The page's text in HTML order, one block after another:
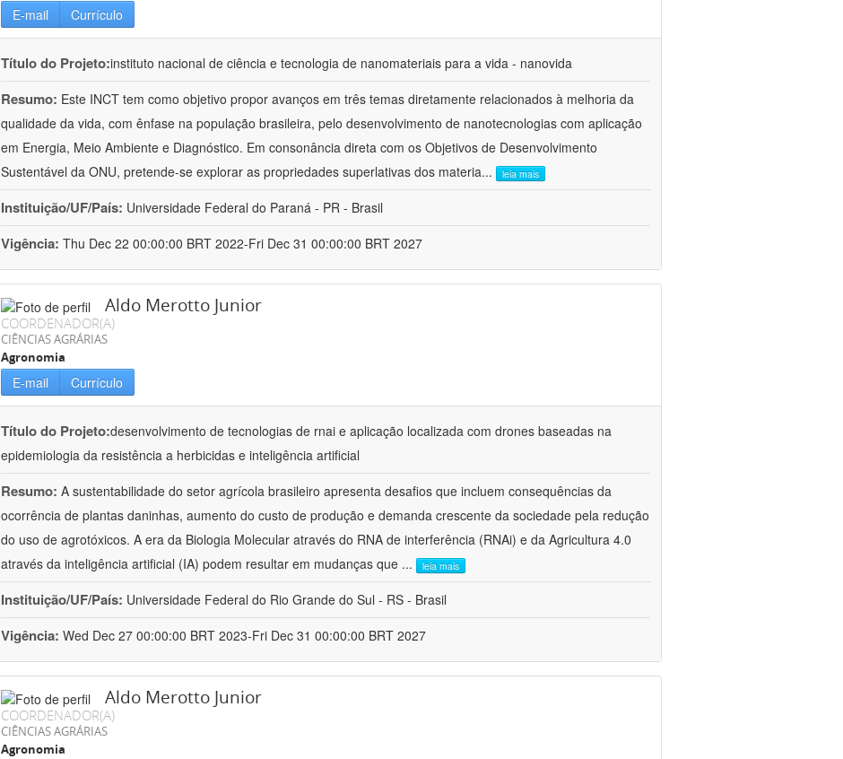
E-mail Currículo
Título do Projeto:instituto nacional de ciência e tecnologia de nanomateriais para a vida - nanovida
Resumo: Este INCT tem como objetivo propor avanços em três temas diretamente relacionados à melhoria da
qualidade da vida, com ênfase na população brasileira, pelo desenvolvimento de nanotecnologias com aplicação
em Energia, Meio Ambiente e Diagnóstico. Em consonância direta com os Objetivos de Desenvolvimento
Sustentável da ONU, pretende-se explorar as propriedades superlativas dos materia... leia mais
Instituição/UF/País: Universidade Federal do Paraná - PR - Brasil
Vigência: Thu Dec 22 00:00:00 BRT 2022-Fri Dec 31 00:00:00 BRT 2027
Aldo Merotto Junior
COORDENADOR(A)
CIÊNCIAS AGRÁRIAS
Agronomia
E-mail Currículo
Título do Projeto:desenvolvimento de tecnologias de rnai e aplicação localizada com drones baseadas na
epidemiologia da resistência a herbicidas e inteligência artificial
Resumo: A sustentabilidade do setor agrícola brasileiro apresenta desafios que incluem consequências da
ocorrência de plantas daninhas, aumento do custo de produção e demanda crescente da sociedade pela redução
do uso de agrotóxicos. A era da Biologia Molecular através do RNA de interferência (RNAi) e da Agricultura 4.0
através da inteligência artificial (IA) podem resultar em mudanças que ... leia mais
Instituição/UF/País: Universidade Federal do Rio Grande do Sul - RS - Brasil
Vigência: Wed Dec 27 00:00:00 BRT 2023-Fri Dec 31 00:00:00 BRT 2027
Aldo Merotto Junior
COORDENADOR(A)
CIÊNCIAS AGRÁRIAS
Agronomia